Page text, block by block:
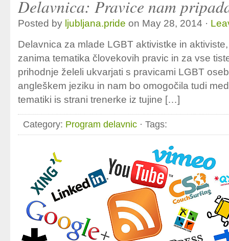
Delavnica: Pravice nam
Posted by ljubljana.pride on May 28, 2014 ·
Delavnica za mlade LGBT aktivistke in
zanima tematika človekovih pravic in za vse
prihodnje želeli ukvarjati s pravicami LGBT
angleškem jeziku in nam bo omogočila tudi
tematiki is strani trenerke iz tujine […]
Category: Program delavnic · Tags: